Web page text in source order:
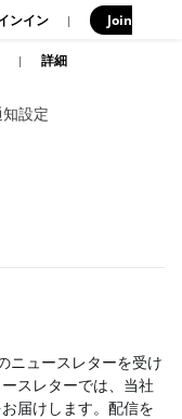
ンイン | Join
| 詳細
設定
ニュースレターを受け
スレターでは、当社
届けします。配信を